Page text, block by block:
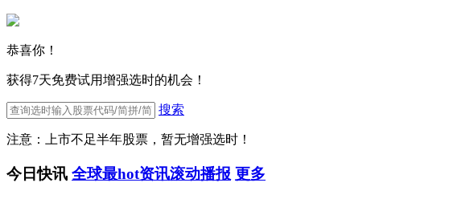
恭喜你！
获得7天免费试用增强选时的机会！
搜索
注意：上市不足半年股票，暂无增强选时！
今日快讯 全球最hot资讯滚动播报 更多